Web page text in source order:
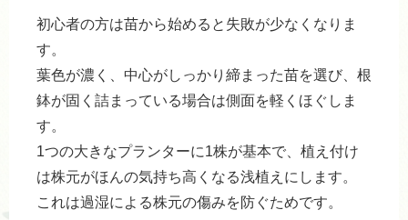
初心者の方は苗から始めると失敗が少なくなりま
す。
葉色が濃く、中心がしっかり締まった苗を選び、根
鉢が固く詰まっている場合は側面を軽くほぐしま
す。
1つの大きなプランターに1株が基本で、植え付け
は株元がほんの気持ち高くなる浅植えにします。
これは過湿による株元の傷みを防ぐためです。